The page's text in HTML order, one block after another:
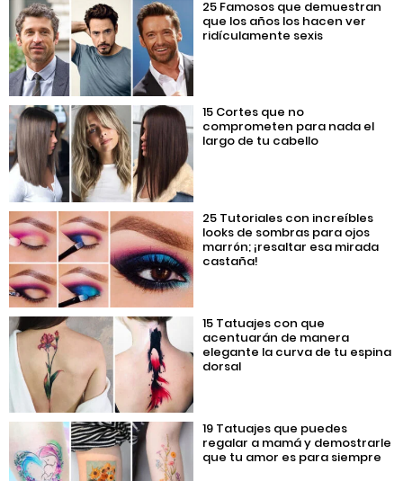
25 Famosos que demuestran
que los años los hacen ver
ridículamente sexis
15 Cortes que no
comprometen para nada el
largo de tu cabello
25 Tutoriales con increíbles
looks de sombras para ojos
marrón; ¡resaltar esa mirada
castaña!
15 Tatuajes con que
acentuarán de manera
elegante la curva de tu espina
dorsal
19 Tatuajes que puedes
regalar a mamá y demostrarle
que tu amor es para siempre